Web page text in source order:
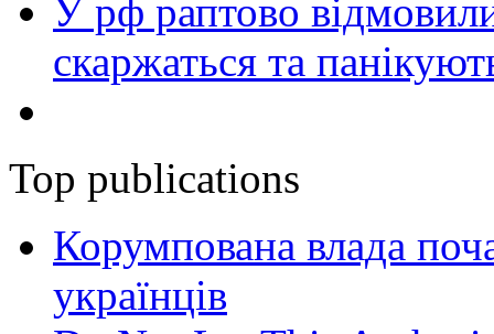
У рф раптово
скаржаться та
Top publications
Корумпована влада
українців